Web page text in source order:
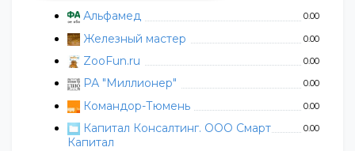
Альфамед 0.00
Железный мастер 0.00
ZooFun.ru 0.00
РА "Миллионер" 0.00
Командор-Тюмень 0.00
Капитал Консалтинг. ООО Смарт
Капитал
0.00